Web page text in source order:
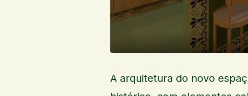
A arquitetura do novo